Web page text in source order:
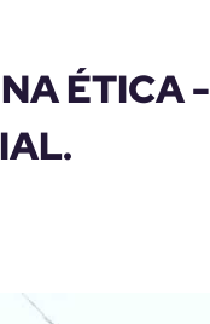
ÉTICA -